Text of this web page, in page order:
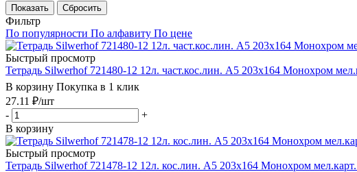
Показать Сбросить
Фильтр
По популярности По алфавиту По цене
Быстрый просмотр
Тетрадь Silwerhof 721480-12 12л. част.кос.лин. A5 203х164 Монохром
В корзину Покупка в 1 клик
27.11 ₽/шт
-
+
В корзину
Быстрый просмотр
Тетрадь Silwerhof 721478-12 12л. кос.лин. A5 203х164 Монохром мел.карт.